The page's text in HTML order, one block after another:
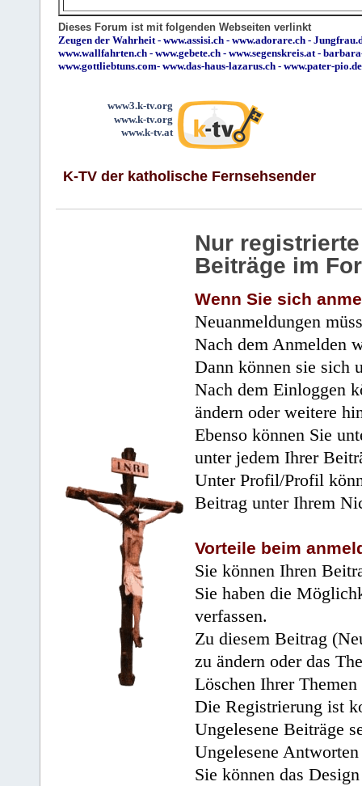
Dieses Forum ist mit folgenden Webseiten verlinkt
Zeugen der Wahrheit- www.assisi.ch - www.adorare.ch -
www.wallfahrten.ch - www.gebete.ch - www.segenskreis.at-
www.gottliebtuns.com- www.das-haus-lazarus.ch - www.pater-pio.de
www3.k-tv.org
www.k-tv.org
www.k-tv.at
K-TV der katholische Fernsehsender
Nur
Beiträge im
Wenn Sie sich
Neuanmeldungen
Nach dem Anmelden
Dann können sie sich
Nach dem Einloggen
ändern oder weitere
Ebenso können Sie
unter jedem Ihrer
Unter Profil/Profil
Beitrag unter Ihrem
Vorteile beim
Sie können Ihren
Sie haben die
verfassen.
Zu diesem Beitrag
zu ändern oder das
Löschen Ihrer
Die Registrierung ist
Ungelesene Beiträge
Ungelesene
Sie können das